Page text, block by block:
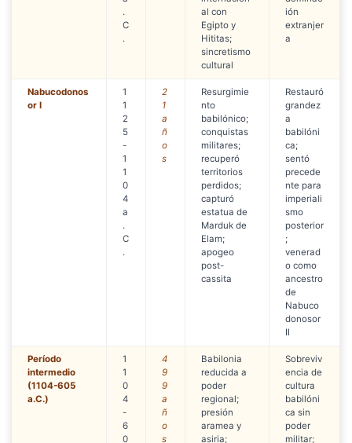
.
C
.
al con
Egipto y
Hititas;
sincretismo
cultural
ión
extranjer
a
Nabucodonos
or I
1
1
2
5
-
1
1
0
4
a
.
C
.
2
1
a
ñ
o
s
Resurgimie
nto
babilónico;
conquistas
militares;
recuperó
territorios
perdidos;
capturó
estatua de
Marduk de
Elam;
apogeo
post-
cassita
Restauró
grandez
a
babilóni
ca;
sentó
precede
nte para
imperiali
smo
posterior
;
venerad
o como
ancestro
de
Nabuco
donosor
II
Período
intermedio
(1104-605
a.C.)
1
1
0
4
-
6
0
4
9
9
a
ñ
o
s
Babilonia
reducida a
poder
regional;
presión
aramea y
asiria;
Sobreviv
encia de
cultura
babilóni
ca sin
poder
militar;